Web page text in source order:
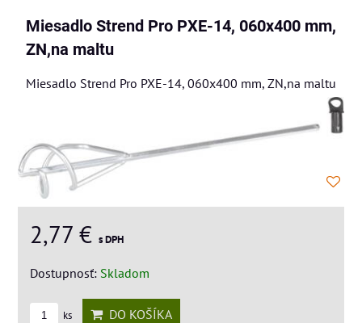
Miesadlo Strend Pro PXE-14, 060x400 mm,
ZN,na maltu
Miesadlo Strend Pro PXE-14, 060x400 mm, ZN,na maltu
2,77 € s DPH
Dostupnosť: Skladom
ks DO KOŠÍKA